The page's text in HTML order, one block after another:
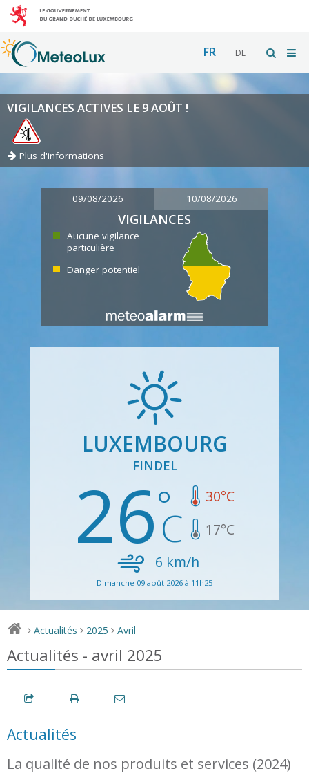
FR DE
VIGILANCES ACTIVES LE 9 AOÛT !
Plus d'informations
09/08/2026 10/08/2026
VIGILANCES
Aucune vigilance
particulière
Danger potentiel
LUXEMBOURG
FINDEL
26 30°C
17°C
6 km/h
Dimanche 09 août 2026 à 11h25
> Actualités > 2025 > Avril
Actualités - avril 2025
Actualités
La qualité de nos produits et services (2024)